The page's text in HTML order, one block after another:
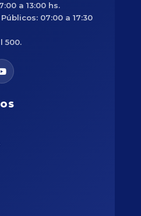
a 13:00 hs.
07:00 a 17:30
500.